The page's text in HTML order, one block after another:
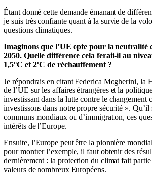
Étant donné cette demande émanant de
je suis très confiante quant à la survie de la
questions climatiques.
Imaginons que l’UE opte pour la neutralité
2050. Quelle différence cela ferait-il au
1,5°C et 2°C de réchauffement ?
Je répondrais en citant Federica Mogherini, la
de l’UE sur les affaires étrangères et la
investissant dans la lutte contre le changement
investissons dans notre propre sécurité ». Qu’il
communs mondiaux ou d’immigration, ces
intérêts de l’Europe.
Ensuite, l’Europe peut être la pionnière
pour montrer l’exemple, il faut obtenir des
dernièrement : la protection du climat fait partie
valeurs de nombreux Européens.